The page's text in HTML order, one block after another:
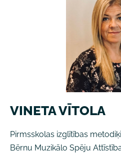
VINETA VĪTOLA
Pirmsskolas izglītības
Bērnu Muzikālo Spēju